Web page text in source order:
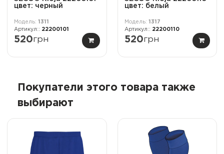
цвет: черный
1311
22200101
520грн
цвет: белый
1317
22200110
520грн
Покупатели этого товара также
выбирают